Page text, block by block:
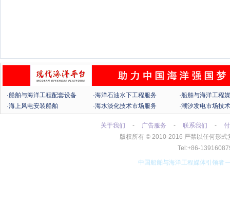
·船舶与海洋工程配套设备 ·海洋石油水下工程服务
·船舶与海洋工程
·海上风电安装船舶
·海水淡化技术市场服务 ·潮汐发电市场技
关于我们 - 广告服务 - 联系我们 -
版权所有 © 2010-2016 严禁以任何形
Tel:+86-
中国船舶与海洋工程媒体引领者